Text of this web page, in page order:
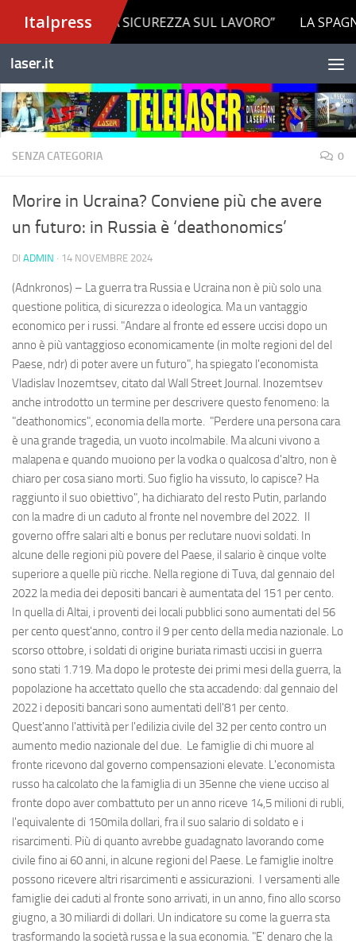
Salta al contenuto
laser.it
SENZA CATEGORIA 0
Morire in Ucraina? Conviene più che avere
un futuro: in Russia è ‘deathonomics’
DI ADMIN · 14 NOVEMBRE 2024
(Adnkronos) – La guerra tra Russia e Ucraina non è più solo una
questione politica, di sicurezza o ideologica. Ma un vantaggio
economico per i russi. "Andare al fronte ed essere uccisi dopo un
anno è più vantaggioso economicamente (in molte regioni del del
Paese, ndr) di poter avere un futuro", ha spiegato l'economista
Vladislav Inozemtsev, citato dal Wall Street Journal. Inozemtsev
anche introdotto un termine per descrivere questo fenomeno: la
"deathonomics", economia della morte. "Perdere una persona cara
è una grande tragedia, un vuoto incolmabile. Ma alcuni vivono a
malapena e quando muoiono per la vodka o qualcosa d'altro, non è
chiaro per cosa siano morti. Suo figlio ha vissuto, lo capisce? Ha
raggiunto il suo obiettivo", ha dichiarato del resto Putin, parlando
con la madre di un caduto al fronte nel novembre del 2022. Il
governo offre salari alti e bonus per reclutare nuovi soldati. In
alcune delle regioni più povere del Paese, il salario è cinque volte
superiore a quelle più ricche. Nella regione di Tuva, dal gennaio del
2022 la media dei depositi bancari è aumentata del 151 per cento.
In quella di Altai, i proventi dei locali pubblici sono aumentati del 56
per cento quest'anno, contro il 9 per cento della media nazionale. Lo
scorso ottobre, i soldati di origine buriata rimasti uccisi in guerra
sono stati 1.719. Ma dopo le proteste dei primi mesi della guerra, la
popolazione ha accettato quello che sta accadendo: dal gennaio del
2022 i depositi bancari sono aumentati dell'81 per cento.
Quest'anno l'attività per l'edilizia civile del 32 per cento contro un
aumento medio nazionale del due. Le famiglie di chi muore al
fronte ricevono dal governo compensazioni elevate. L'economista
russo ha calcolato che la famiglia di un 35enne che viene ucciso al
fronte dopo aver combattuto per un anno riceve 14,5 milioni di rubli,
l'equivalente di 150mila dollari, fra il suo salario di soldato e i
risarcimenti. Più di quanto avrebbe guadagnato lavorando come
civile fino ai 60 anni, in alcune regioni del Paese. Le famiglie inoltre
possono ricevere altri risarcimenti e assicurazioni. I versamenti alle
famiglie dei caduti al fronte sono arrivati, in un anno, fino allo scorso
giugno, a 30 miliardi di dollari. Un indicatore su come la guerra sta
trasformando la società russa e la sua economia. "E' denaro che la